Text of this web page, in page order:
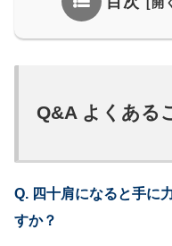
Q&A よくある
Q. 四十肩になると手に
すか？